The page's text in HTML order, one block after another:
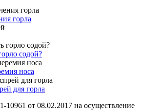
горла
содой?
носа
для горла
от 08.02.2017 на осуществление